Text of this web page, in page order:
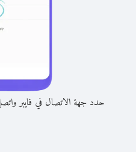
حدد جهة الاتصال في فايبر